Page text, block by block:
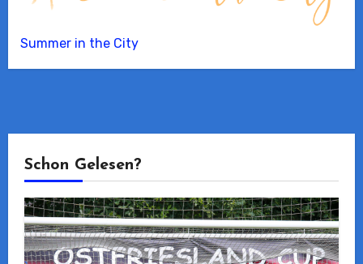
Summer in the City
Schon Gelesen?